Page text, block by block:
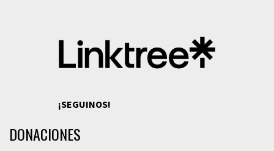
¡SEGUINOS!
DONACIONES